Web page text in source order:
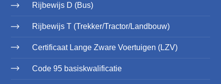
Rijbewijs D (Bus)
Rijbewijs T (Trekker/Tractor/Landbouw)
Certificaat Lange Zware Voertuigen (LZV)
Code 95 basiskwalificatie